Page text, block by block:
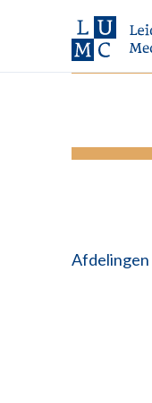
Afdelingen